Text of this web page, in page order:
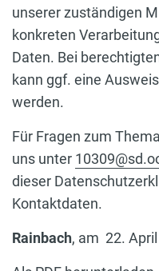
unserer zuständigen
konkreten
Daten. Bei
kann ggf. eine
werden.
Für Fragen zum
uns unter
dieser
Kontaktdaten.
Rainbach, am 22.